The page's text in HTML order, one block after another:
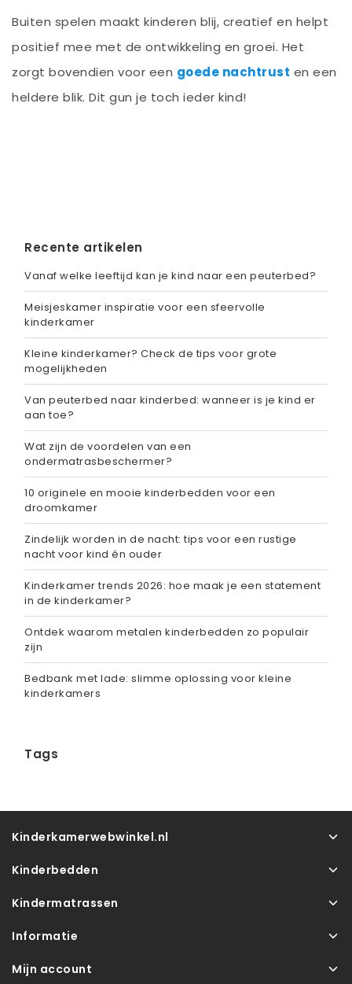
Buiten spelen maakt kinderen blij, creatief en helpt
positief mee met de ontwikkeling en groei. Het
zorgt bovendien voor een goede nachtrust en een
heldere blik. Dit gun je toch ieder kind!
Recente artikelen
Vanaf welke leeftijd kan je kind naar een peuterbed?
Meisjeskamer inspiratie voor een sfeervolle
kinderkamer
Kleine kinderkamer? Check de tips voor grote
mogelijkheden
Van peuterbed naar kinderbed: wanneer is je kind er
aan toe?
Wat zijn de voordelen van een
ondermatrasbeschermer?
10 originele en mooie kinderbedden voor een
droomkamer
Zindelijk worden in de nacht: tips voor een rustige
nacht voor kind én ouder
Kinderkamer trends 2026: hoe maak je een statement
in de kinderkamer?
Ontdek waarom metalen kinderbedden zo populair
zijn
Bedbank met lade: slimme oplossing voor kleine
kinderkamers
Tags
Kinderkamerwebwinkel.nl
Kinderbedden
Kindermatrassen
Informatie
Mijn account